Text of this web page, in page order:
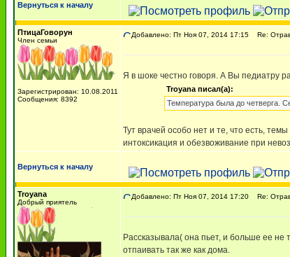
Вернуться к началу
ПтицаГоворун
Член семьи
Зарегистрирован: 10.08.2011
Сообщения: 8392
Добавлено: Пт Ноя 07, 2014 17:15 Re:
Я в шоке честно говоря. А Вы педиатру
Troyana писал(а):
Температура была до четверга.
Тут врачей особо нет и те, что есть,
интоксикация и обезвоживание при
Вернуться к началу
Troyana
Добрый приятель
Добавлено: Пт Ноя 07, 2014 17:20 Re:
Рассказывала( она пьет, и больше ее не
отпаивать так же как дома.